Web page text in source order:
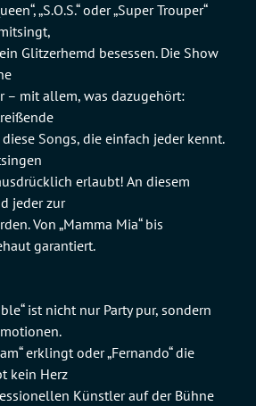
„S.O.S.“ oder „Super Trouper“
Glitzerhemd besessen. Die Show
– mit allem, was dazugehört:
Songs, die einfach jeder kennt.
erlaubt! An diesem
jeder zur
Von „Mamma Mia“ bis
garantiert.
ist nicht nur Party pur, sondern
erklingt oder „Fernando“ die
kein Herz
Künstler auf der Bühne